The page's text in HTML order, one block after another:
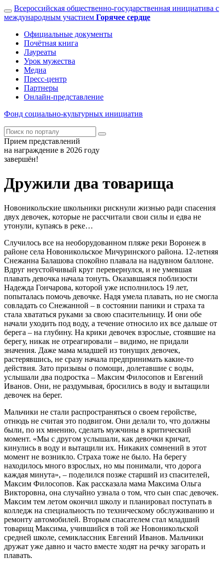
Всероссийская общественно-государственная инициатива с
международным участием Горячее сердце
Официальные документы
Почётная книга
Лауреаты
Урок мужества
Медиа
Пресс-центр
Партнеры
Онлайн-представление
Фонд социально-культурных инициатив
Прием представлений
на награждение в 2026 году
завершён!
Дружили два товарища
Новоникольские школьники рискнули жизнью ради спасения
двух девочек, которые не рассчитали свои силы и едва не
утонули, купаясь в реке…
Случилось все на необорудованном пляже реки Воронеж в
районе села Новоникольское Мичуринского района. 12-летняя
Снежанна Балашова спокойно плавала на надувном баллоне.
Вдруг неустойчивый круг перевернулся, и не умевшая
плавать девочка начала тонуть. Оказавшаяся поблизости
Надежда Гончарова, которой уже исполнилось 19 лет,
попыталась помочь девочке. Надя умела плавать, но не смогла
совладать со Снежанной – в состоянии паники и страха та
стала хвататься руками за свою спасительницу. И они обе
начали уходить под воду, а течение относило их все дальше от
берега – на глубину. На крики девочек взрослые, стоявшие на
берегу, никак не отреагировали – видимо, не придали
значения. Даже мама младшей из тонущих девочек,
растерявшись, не сразу начала предпринимать какие-то
действия. Зато призывы о помощи, долетавшие с воды,
услышали два подростка – Максим Филосопов и Евгений
Иванов. Они, не раздумывая, бросились в воду и вытащили
девочек на берег.
Мальчики не стали распространяться о своем геройстве,
отнюдь не считая это подвигом. Они делали то, что должны
были, по их мнению, сделать мужчины в критический
момент. «Мы с другом услышали, как девочки кричат,
кинулись в воду и вытащили их. Никаких сомнений в этот
момент не возникло. Страха тоже не было. На берегу
находилось много взрослых, но мы понимали, что дорога
каждая минута», – поделился позже старший из спасителей,
Максим Филосопов. Как рассказала мама Максима Ольга
Викторовна, она случайно узнала о том, что сын спас девочек.
Максим тем летом окончил школу и планировал поступать в
колледж на специальность по техническому обслуживанию и
ремонту автомобилей. Вторым спасателем стал младший
товарищ Максима, учившийся в той же Новоникольской
средней школе, семиклассник Евгений Иванов. Мальчики
дружат уже давно и часто вместе ходят на речку загорать и
плавать.